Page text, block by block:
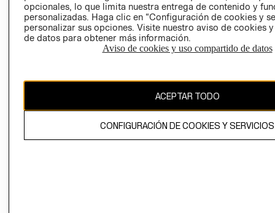
Colombia ($)
CAMBIAR REGIÓN
propiedad de H&M Hennes & Mauritz AB.
opcionales, lo que limita nuestra entrega de contenido y
personalizadas. Haga clic en “Configuración de cookies y
personalizar sus opciones. Visite nuestro aviso de cookies
de datos para obtener más información.
Aviso de cookies y uso compartido de datos
ACEPTAR TODO
CONFIGURACIÓN DE COOKIES Y SERVICIOS